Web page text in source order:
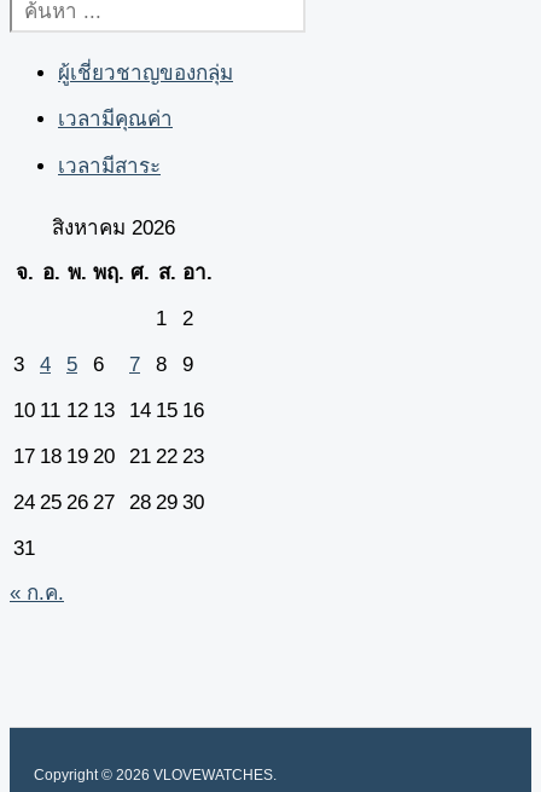
ผู้เชี่ยวชาญของกลุ่ม
เวลามีคุณค่า
เวลามีสาระ
สิงหาคม 2026
จ. อ. พ. พฤ. ศ. ส. อา.
1
2
3
4 5 6 7 8
9
10 11 12 13 14 15 16
17 18 19 20 21 22 23
24 25 26 27 28 29 30
31
« ก.ค.
Copyright © 2026 VLOVEWATCHES.